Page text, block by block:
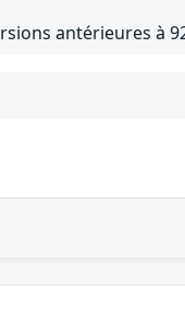
antérieures à